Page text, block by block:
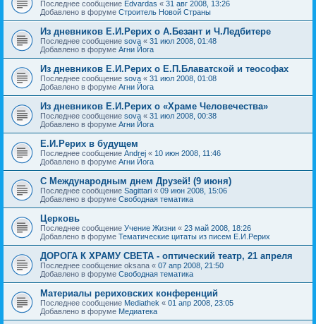
Последнее сообщение Edvardas « 31 авг 2008, 13:26
Добавлено в форуме Строитель Новой Страны
Из дневников Е.И.Рерих о А.Безант и Ч.Ледбитере
Последнее сообщение sova « 31 июл 2008, 01:48
Добавлено в форуме Агни Йога
Из дневников Е.И.Рерих о Е.П.Блаватской и теософах
Последнее сообщение sova « 31 июл 2008, 01:08
Добавлено в форуме Агни Йога
Из дневников Е.И.Рерих о «Храме Человечества»
Последнее сообщение sova « 31 июл 2008, 00:38
Добавлено в форуме Агни Йога
Е.И.Рерих в будущем
Последнее сообщение Andrej « 10 июн 2008, 11:46
Добавлено в форуме Агни Йога
С Международным днем Друзей! (9 июня)
Последнее сообщение Sagittari « 09 июн 2008, 15:06
Добавлено в форуме Свободная тематика
Церковь
Последнее сообщение Учение Жизни « 23 май 2008, 18:26
Добавлено в форуме Тематические цитаты из писем Е.И.Рерих
ДОРОГА К ХРАМУ СВЕТА - оптический театр, 21 апреля
Последнее сообщение oksana « 07 апр 2008, 21:50
Добавлено в форуме Свободная тематика
Материалы рериховских конференций
Последнее сообщение Mediathek « 01 апр 2008, 23:05
Добавлено в форуме Медиатека